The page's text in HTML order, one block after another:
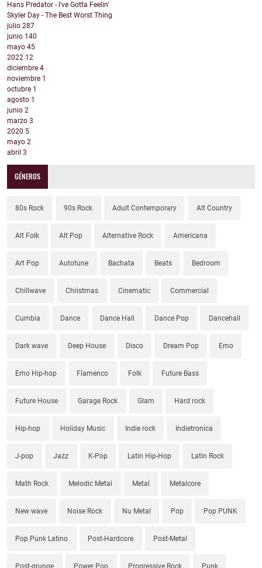
Hans Predator - I've Gotta Feelin'
Skyler Day - The Best Worst Thing
julio 287
junio 140
mayo 45
2022 12
diciembre 4
noviembre 1
octubre 1
agosto 1
junio 2
marzo 3
2020 5
mayo 2
abril 3
GÉNEROS
80s Rock 90s Rock Adult Contemporary Alt Country
Alt Folk Alt Pop Alternative Rock Americana
Art Pop Autotune Bachata Beats Bedroom
Chillwave Christmas Cinematic Commercial
Cumbia Dance Dance Hall Dance Pop Dancehall
Dark wave Deep House Disco Dream Pop Emo
Emo Hip-hop Flamenco Folk Future Bass
Future House Garage Rock Glam Hard rock
Hip-hop Holiday Music Indie rock Indietronica
J-pop Jazz K-Pop Latin Hip-Hop Latin Rock
Math Rock Melodic Metal Metal Metalcore
New wave Noise Rock Nu Metal Pop Pop PUNK
Pop Punk Latino Post-Hardcore Post-Metal
Post-grunge Power Pop Progressive Rock Punk